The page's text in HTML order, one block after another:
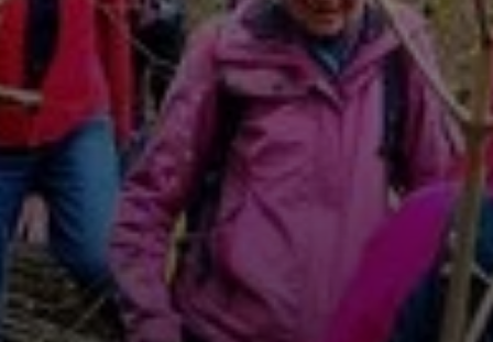
© DAV Heilbronn